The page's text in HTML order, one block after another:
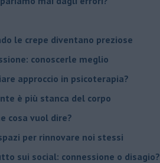
le crepe diventano preziose
conoscerle meglio
approccio in psicoterapia?
è più stanca del corpo
cosa vuol dire?
per rinnovare noi stessi
sui social: connessione o disagio?